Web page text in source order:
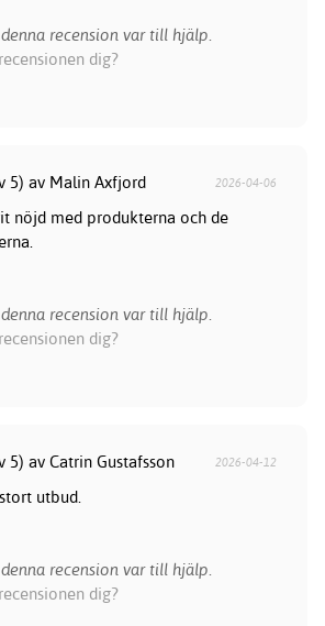
recension var till hjälp.
dig?
5) av Malin Axfjord 2026-04-06
nöjd med produkterna och de
recension var till hjälp.
dig?
5) av Catrin Gustafsson 2026-04-12
utbud.
recension var till hjälp.
dig?